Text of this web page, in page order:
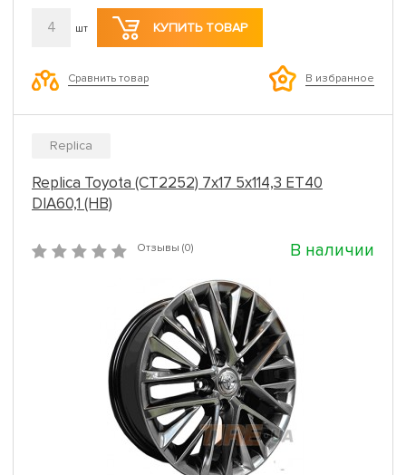
4 шт КУПИТЬ ТОВАР
Сравнить товар В избранное
Replica
Replica Toyota (CT2252) 7x17 5x114,3 ET40
DIA60,1 (HB)
Отзывы (0) В наличии